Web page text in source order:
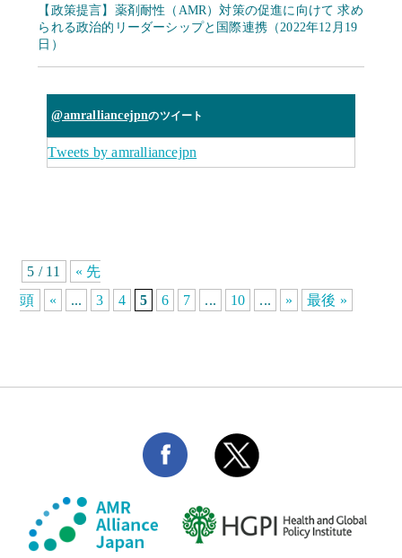
【政策提言】薬剤耐性（AMR）対策の促進に向けて 求め
られる政治的リーダーシップと国際連携（2022年12月19
日）
@amralliancejpnのツイート
Tweets by amralliancejpn
5 / 11
« 先
頭
« ... 3 4 5 6 7 ... 10 ... » 最後 »